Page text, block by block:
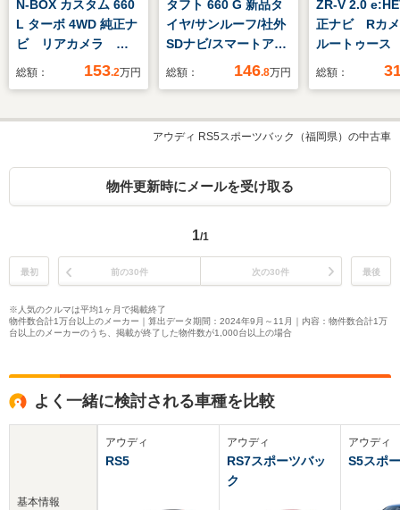
N-BOX カスタム 660
L ターボ 4WD 純正ナ
ビ リアカメラ
ETC 純正エンスタ
フルセグTV LEDフ
総額： 153.2万円
タフト 660 G 新品タ
イヤ/サンルーフ/社外
SDナビ/スマートアシ
スト(トヨタ・ダイハ
ム/ヘッドランプ
LED/ETC/EBD付ABS/
総額： 146.8万円
ZR-V 2.0
正ナビ Rカ
ルートゥー
総額：
アウディ RS5スポーツバック（福岡県）の中古車
物件更新時にメールを受け取る
1/1
最初 前の30件 次の30件 最後
※人気のクルマは平均1ヶ月で掲載終了
物件数合計1万台以上のメーカー｜算出データ期間：2024年9月～11月｜内容：物件数合計1万
台以上のメーカーのうち、掲載が終了した物件数が1,000台以上の場合
よく一緒に検討される車種を比較
基本情報
アウディ
RS5
アウディ
RS7スポーツバッ
ク
アウディ
S5スポ